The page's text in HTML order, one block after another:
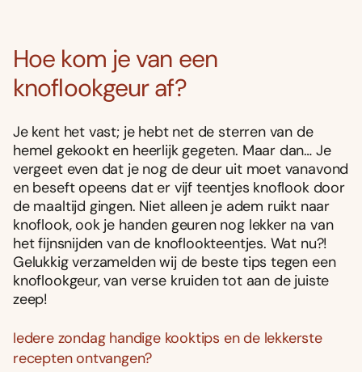
Hoe kom je van een
knoflookgeur af?
Je kent het vast; je hebt net de sterren van de
hemel gekookt en heerlijk gegeten. Maar dan… Je
vergeet even dat je nog de deur uit moet vanavond
en beseft opeens dat er vijf teentjes knoflook door
de maaltijd gingen. Niet alleen je adem ruikt naar
knoflook, ook je handen geuren nog lekker na van
het fijnsnijden van de knoflookteentjes. Wat nu?!
Gelukkig verzamelden wij de beste tips tegen een
knoflookgeur, van verse kruiden tot aan de juiste
zeep!
Iedere zondag handige kooktips en de lekkerste
recepten ontvangen?